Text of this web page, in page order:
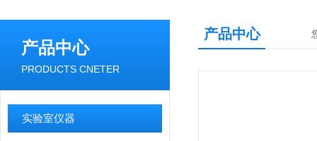
产品中心
PRODUCTS CNETER
实验室仪器
产品中心